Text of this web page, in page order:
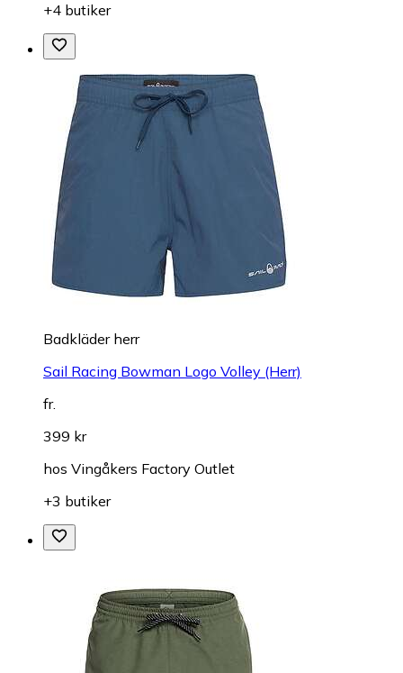
+4 butiker
Badkläder herr
Sail Racing Bowman Logo Volley (Herr)
fr.
399 kr
hos Vingåkers Factory Outlet
+3 butiker